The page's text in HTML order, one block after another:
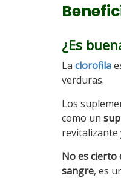
¿Es
La clorofila
verduras.
Los
como un
revitalizante
No es cierto
sangre, es